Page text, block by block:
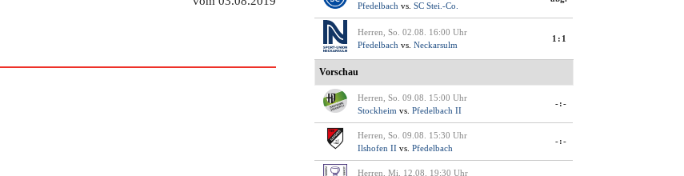
Pfedelbach vs. SC Stei.-Co.
Herren, So. 02.08. 16:00 Uhr
Pfedelbach vs. Neckarsulm
1:1
Vorschau
Herren, So. 09.08. 15:00 Uhr
Stockheim vs. Pfedelbach II
-:-
Herren, So. 09.08. 15:30 Uhr
Ilshofen II vs. Pfedelbach
-:-
Herren, Mi. 12.08. 19:30 Uhr